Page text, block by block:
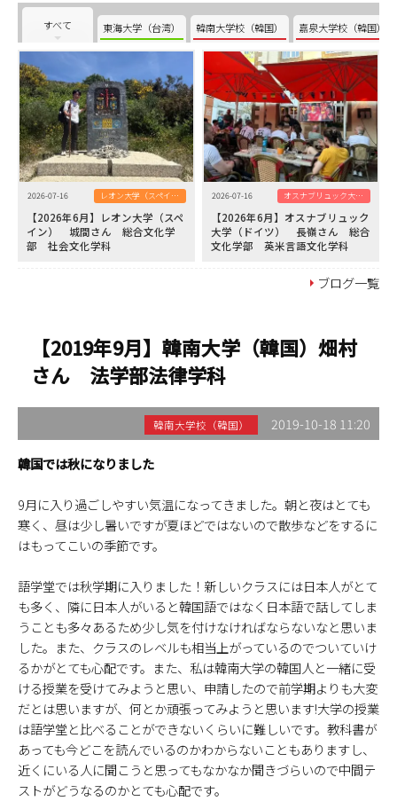
すべて 東海大学（台湾） 韓南大学校（韓国） 嘉泉大学校（韓国）
2026-07-16 レオン大学（スペイン）
【2026年6月】レオン大学（スペ
イン） 城間さん 総合文化学
部 社会文化学科
2026-07-16 オスナブリュック大学（ドイツ）
【2026年6月】オスナブリュック
大学（ドイツ） 長嶺さん 総合
文化学部 英米言語文化学科
ブログ一覧
【2019年9月】韓南大学（韓国）畑村
さん 法学部法律学科
韓南大学校（韓国） 2019-10-18 11:20
韓国では秋になりました
9月に入り過ごしやすい気温になってきました。朝と夜はとても
寒く、昼は少し暑いですが夏ほどではないので散歩などをするに
はもってこいの季節です。
語学堂では秋学期に入りました！新しいクラスには日本人がとて
も多く、隣に日本人がいると韓国語ではなく日本語で話してしま
うことも多々あるため少し気を付けなければならないなと思いま
した。また、クラスのレベルも相当上がっているのでついていけ
るかがとても心配です。また、私は韓南大学の韓国人と一緒に受
ける授業を受けてみようと思い、申請したので前学期よりも大変
だとは思いますが、何とか頑張ってみようと思います!大学の授業
は語学堂と比べることができないくらいに難しいです。教科書が
あっても今どこを読んでいるのかわからないこともありますし、
近くにいる人に聞こうと思ってもなかなか聞きづらいので中間テ
ストがどうなるのかとても心配です。